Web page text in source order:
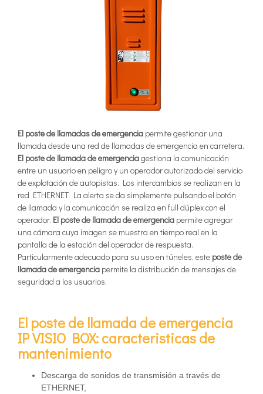
El poste de llamadas de emergencia permite gestionar una
llamada desde una red de llamadas de emergencia en carretera.
El poste de llamada de emergenciagestiona la comunicación
entre un usuario en peligro y un operador autorizado del servicio
de explotación de autopistas. Los intercambios se realizan en la
red ETHERNET. La alerta se da simplemente pulsando el botón
de llamada y la comunicación se realiza en full dúplex con el
operador. El poste de llamada de emergencia permite agregar
una cámara cuya imagen se muestra en tiempo real en la
pantalla de la estación del operador de respuesta.
Particularmente adecuado para su uso en túneles, este poste de
llamada de emergencia permite la distribución de mensajes de
seguridad a los usuarios.
El poste de llamada de emergencia
IP VISIO BOX: caracteristicas de
mantenimiento
Descarga de sonidos de transmisión a través de
ETHERNET,